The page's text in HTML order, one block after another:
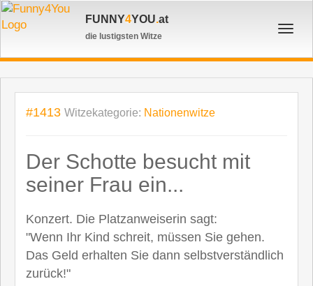
FUNNY4YOU.at
die lustigsten Witze
#1413 Witzekategorie: Nationenwitze
Der Schotte besucht mit
seiner Frau ein...
Konzert. Die Platzanweiserin sagt:
"Wenn Ihr Kind schreit, müssen Sie gehen.
Das Geld erhalten Sie dann selbstverständlich
zurück!"